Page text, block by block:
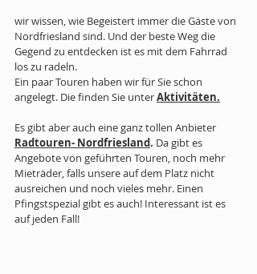
wir wissen, wie Begeistert immer die Gäste von
Nordfriesland sind. Und der beste Weg die
Gegend zu entdecken ist es mit dem Fahrrad
los zu radeln.
Ein paar Touren haben wir für Sie schon
angelegt. Die finden Sie unterAktivitäten.
Es gibt aber auch eine ganz tollen Anbieter
Radtouren- Nordfriesland. Da gibt es
Angebote von geführten Touren, noch mehr
Mieträder, falls unsere auf dem Platz nicht
ausreichen und noch vieles mehr. Einen
Pfingstspezial gibt es auch! Interessant ist es
auf jeden Fall!